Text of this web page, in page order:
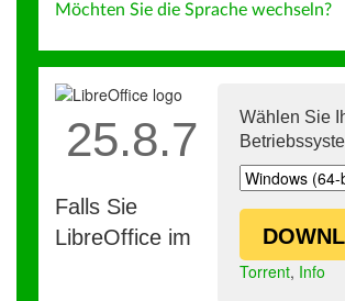
Möchten Sie die Sprache wechseln?
Wählen Sie
Torrent, Info
25.8.7
Falls Sie
LibreOffice im